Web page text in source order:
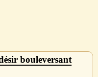
bouleversant